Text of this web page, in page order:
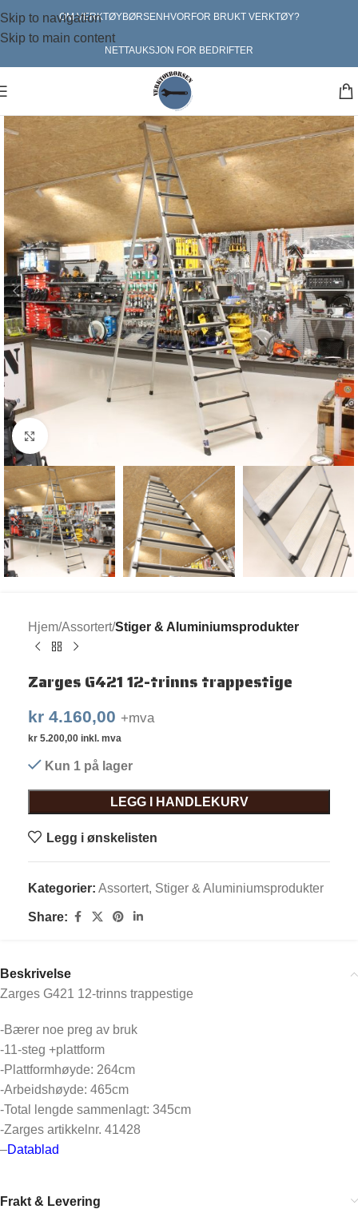
Skip to navigation
Skip to main content
OM VERKTØYBØRSEN HVORFOR BRUKT VERKTØY?
NETTAUKSJON FOR BEDRIFTER
Hjem Assortert Stiger & Aluminiumsprodukter
Zarges G421 12-trinns trappestige
kr 4.160,00 +mva
kr 5.200,00 inkl. mva
Kun 1 på lager
LEGG I HANDLEKURV
Legg i ønskelisten
Kategorier: Assortert, Stiger & Aluminiumsprodukter
Share:
Beskrivelse
Zarges G421 12-trinns trappestige
-Bærer noe preg av bruk
-11-steg +plattform
-Plattformhøyde: 264cm
-Arbeidshøyde: 465cm
-Total lengde sammenlagt: 345cm
-Zarges artikkelnr. 41428
–Datablad
Frakt & Levering